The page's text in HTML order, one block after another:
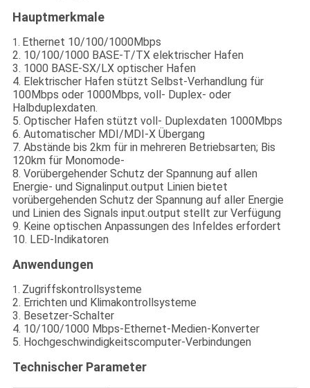
Hauptmerkmale
1. Ethernet 10/100/1000Mbps
2. 10/100/1000 BASE-T/TX elektrischer Hafen
3. 1000 BASE-SX/LX optischer Hafen
4. Elektrischer Hafen stützt Selbst-Verhandlung für
100Mbps oder 1000Mbps, voll- Duplex- oder
Halbduplexdaten.
5. Optischer Hafen stützt voll- Duplexdaten 1000Mbps
6. Automatischer MDI/MDI-X Übergang
7. Abstände bis 2km für in mehreren Betriebsarten; Bis
120km für Monomode-
8. Vorübergehender Schutz der Spannung auf allen
Energie- und Signalinput.output Linien bietet
vorübergehenden Schutz der Spannung auf aller Energie
und Linien des Signals input.output stellt zur Verfügung
9. Keine optischen Anpassungen des Infeldes erfordert
10. LED-Indikatoren
Anwendungen
1. Zugriffskontrollsysteme
2. Errichten und Klimakontrollsysteme
3. Besetzer-Schalter
4. 10/100/1000 Mbps-Ethernet-Medien-Konverter
5. Hochgeschwindigkeitscomputer-Verbindungen
Technischer Parameter